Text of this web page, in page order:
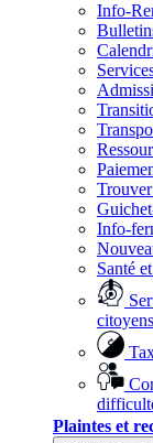
Info-
Info-
Santé
Plaintes et